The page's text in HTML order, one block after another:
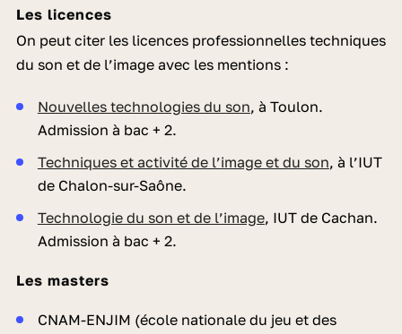
Les licences
On peut citer les licences professionnelles techniques
du son et de l’image avec les mentions :
Nouvelles technologies du son, à Toulon.
Admission à bac + 2.
Techniques et activité de l’image et du son, à l’IUT
de Chalon-sur-Saône.
Technologie du son et de l’image, IUT de Cachan.
Admission à bac + 2.
Les masters
CNAM-ENJIM (école nationale du jeu et des